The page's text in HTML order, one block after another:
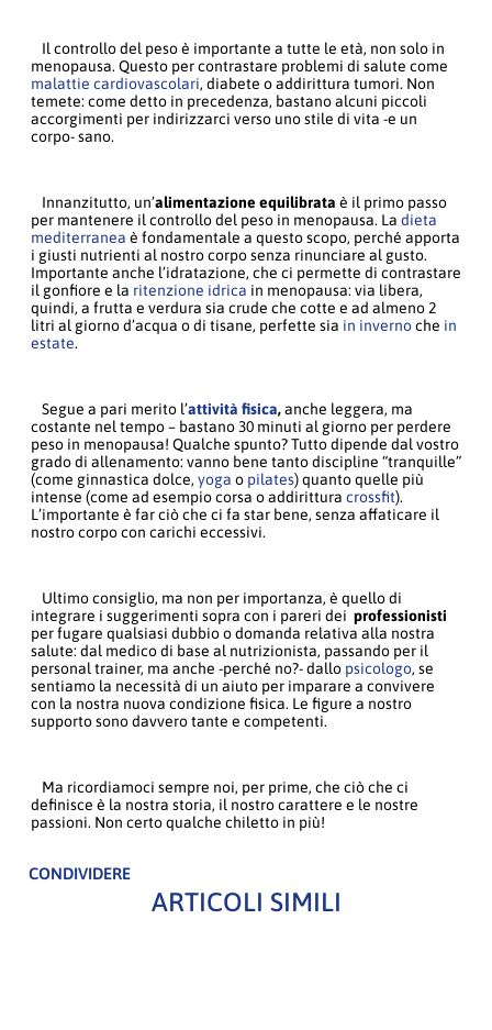
Il controllo del peso è importante a tutte le età, non solo in
menopausa. Questo per contrastare problemi di salute come
malattie cardiovascolari, diabete o addirittura tumori. Non
temete: come detto in precedenza, bastano alcuni piccoli
accorgimenti per indirizzarci verso uno stile di vita -e un
corpo- sano.
Innanzitutto, un’alimentazione equilibrata è il primo passo
per mantenere il controllo del peso in menopausa. La dieta
mediterranea è fondamentale a questo scopo, perché apporta
i giusti nutrienti al nostro corpo senza rinunciare al gusto.
Importante anche l’idratazione, che ci permette di contrastare
il gonfiore e la ritenzione idrica in menopausa: via libera,
quindi, a frutta e verdura sia crude che cotte e ad almeno 2
litri al giorno d’acqua o di tisane, perfette sia in invernoche in
estate.
Segue a pari merito l’attività fisica,anche leggera, ma
costante nel tempo – bastano 30 minuti al giorno per perdere
peso in menopausa! Qualche spunto? Tutto dipende dal vostro
grado di allenamento: vanno bene tanto discipline “tranquille”
(come ginnastica dolce, yoga o pilates) quanto quelle più
intense (come ad esempio corsa o addirittura crossfit).
L’importante è far ciò che ci fa star bene, senza affaticare il
nostro corpo con carichi eccessivi.
Ultimo consiglio, ma non per importanza, è quello di
integrare i suggerimenti sopra con i pareri dei professionisti
per fugare qualsiasi dubbio o domanda relativa alla nostra
salute: dal medico di base al nutrizionista, passando per il
personal trainer, ma anche -perché no?- dallo psicologo, se
sentiamo la necessità di un aiuto per imparare a convivere
con la nostra nuova condizione fisica. Le figure a nostro
supporto sono davvero tante e competenti.
Ma ricordiamoci sempre noi, per prime, che ciò che ci
definisce è la nostra storia, il nostro carattere e le nostre
passioni. Non certo qualche chiletto in più!
CONDIVIDERE
ARTICOLI SIMILI